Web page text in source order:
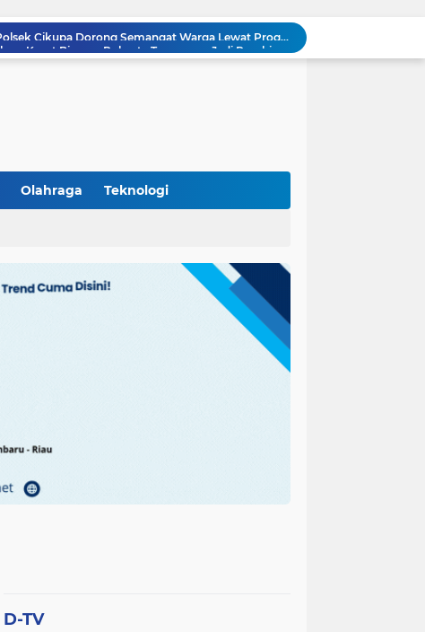
Polisi Peduli Pendidikan, Kasat Binmas Polresta Tangerang Jadi Pembina Upacara di SMA IT Smart Syahida Cikupa
Aiptu Budiansyah Perkuat Siskamling Bersama Warga, Polsek Cikupa Tingkatkan Sinergi Jaga Kamtibmas
Kanit Lantas Polsek Cikupa Pimpin Patroli KRYD, Antisipasi Gangguan Kamtibmas di Sejumlah Titik Rawan
Olahraga Teknologi
D-TV